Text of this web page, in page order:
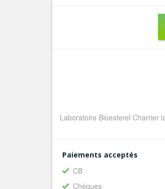
Laboratoire Bioesterel Charrier
Paiements acceptés
CB
Chèques